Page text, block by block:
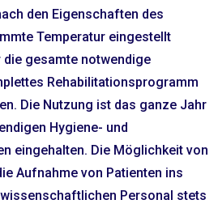
den Eigenschaften des
Temperatur eingestellt
gesamte notwendige
Rehabilitationsprogramm
Die Nutzung ist das ganze Jahr
Hygiene- und
eingehalten. Die Möglichkeit von
Aufnahme von Patienten ins
Personal stets